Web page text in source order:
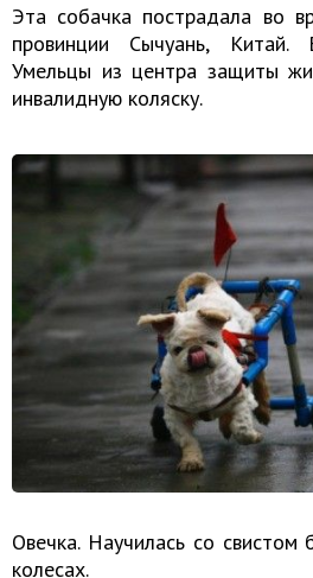
Эта собачка пострадала во
провинции Сычуань,
Умельцы из центра защиты
инвалидную коляску.
Овечка. Научилась со свистом
колесах.